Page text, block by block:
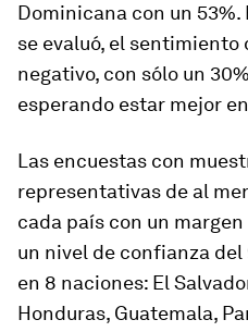
Dominicana con un
se evaluó, el sentimiento
negativo, con sólo un
esperando estar mejor
Las encuestas con
representativas de al
cada país con un
un nivel de confianza
en 8 naciones: El
Honduras, Guatemala,